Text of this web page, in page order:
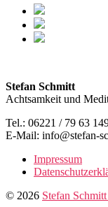
Stefan Schmitt
Achtsamkeit und
Tel.: 06221 / 79 63
E-Mail: info@stefan-
Impressum
© 2026 Stefan